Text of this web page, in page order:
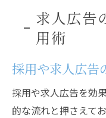
広告に悩む正
正社員求人
採用や求人
正社員希望
求人広告で
広告相談で
求人広告
用術
採用や求人広告
採用や求人広告を効
的な流れと押さえて